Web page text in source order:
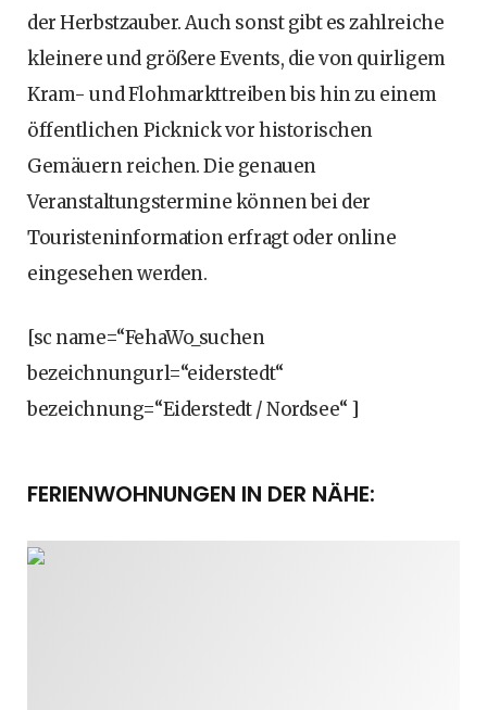
der Herbstzauber. Auch sonst gibt es zahlreiche
kleinere und größere Events, die von quirligem
Kram- und Flohmarkttreiben bis hin zu einem
öffentlichen Picknick vor historischen
Gemäuern reichen. Die genauen
Veranstaltungstermine können bei der
Touristeninformation erfragt oder online
eingesehen werden.
[sc name=“FehaWo_suchen
bezeichnungurl=“eiderstedt“
bezeichnung=“Eiderstedt / Nordsee“ ]
FERIENWOHNUNGEN IN DER NÄHE: